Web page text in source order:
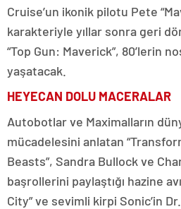
Cruise’un ikonik pilotu Pete
karakteriyle yıllar sonra geri
“Top Gun: Maverick”, 80’lerin
yaşatacak.
HEYECAN DOLU MACERALAR
Autobotlar ve Maximalların
mücadelesini anlatan
Beasts”, Sandra Bullock ve
başrollerini paylaştığı hazine
City” ve sevimli kirpi Sonic’in